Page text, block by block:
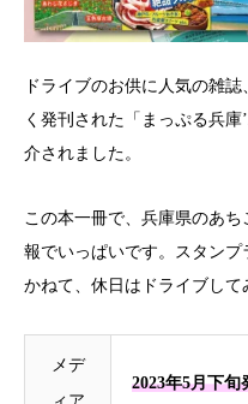
ドライブのお供に人気の雑
く発刊された「まっぷる兵
介されました。
この本一冊で、兵庫県のあ
報でいっぱいです。スタン
かねて、休日はドライブして
メデ
2023年5月下